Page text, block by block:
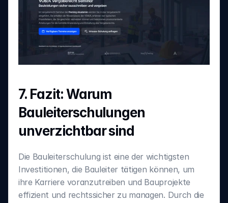
7. Fazit: Warum
Bauleiterschulungen
unverzichtbar sind
Die Bauleiterschulung ist eine der wichtigsten
Investitionen, die Bauleiter tätigen können, um
ihre Karriere voranzutreiben und Bauprojekte
effizient und rechtssicher zu managen. Durch die